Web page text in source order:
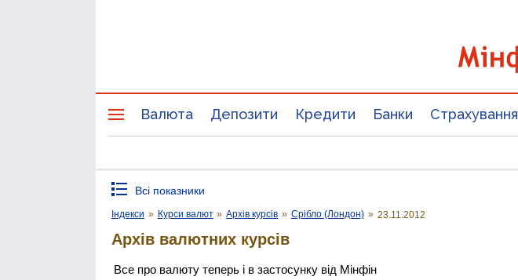
Валюта Депозити Кредити Банки Страхування
Всі показники
Індекси » Курси валют » Архів курсів » Срібло (Лондон) » 23.11.2012
Архів валютних курсів
Все про валюту теперь і в застосунку від Мінфін